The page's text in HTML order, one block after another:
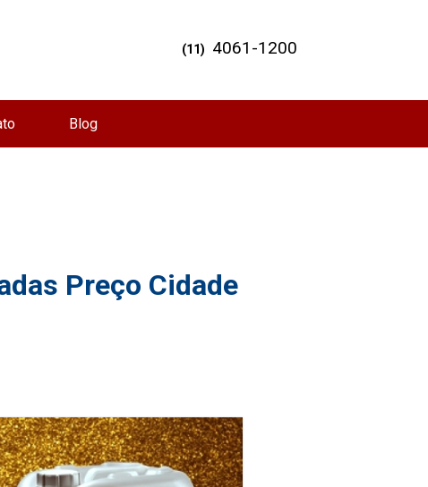
Blog
(11) 4061-1200
Preço Cidade